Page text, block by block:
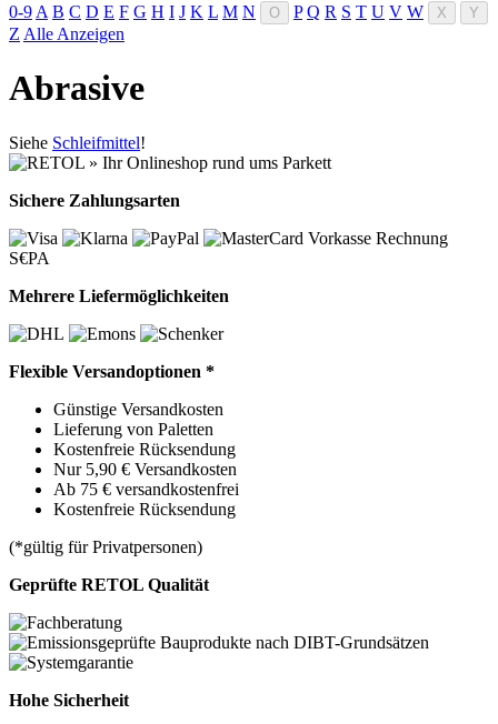
0-9 A B C D E F G H I J K L M N O P Q R S T U V W X Y
Z Alle Anzeigen
Abrasive
Siehe Schleifmittel!
Sichere Zahlungsarten
Vorkasse Rechnung
S€PA
Mehrere Liefermöglichkeiten
Flexible Versandoptionen *
Günstige Versandkosten
Lieferung von Paletten
Kostenfreie Rücksendung
Nur 5,90 € Versandkosten
Ab 75 € versandkostenfrei
Kostenfreie Rücksendung
(*gültig für Privatpersonen)
Geprüfte RETOL Qualität
Hohe Sicherheit